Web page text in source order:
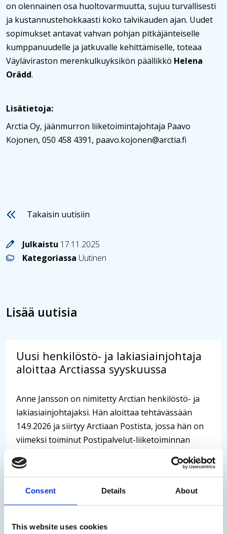
Consent Details About
This website uses cookies
on olennainen osa huoltovarmuutta, sujuu turvallisesti
ja kustannustehokkaasti koko talvikauden ajan. Uudet
sopimukset antavat vahvan pohjan pitkäjänteiselle
kumppanuudelle ja jatkuvalle kehittämiselle, toteaa
Väyläviraston merenkulkuyksikön päällikkö Helena
Orädd.
Lisätietoja:
Arctia Oy, jäänmurron liiketoimintajohtaja Paavo
Kojonen, 050 458 4391, paavo.kojonen@arctia.fi
Takaisin uutisiin
Julkaistu 17.11.2025
Kategoriassa Uutinen
Lisää uutisia
Uusi henkilöstö- ja lakiasiainjohtaja
aloittaa Arctiassa syyskuussa
Anne Jansson on nimitetty Arctian henkilöstö- ja
lakiasiainjohtajaksi. Hän aloittaa tehtävässään
14.9.2026 ja siirtyy Arctiaan Postista, jossa hän on
viimeksi toiminut Postipalvelut-liiketoiminnan
27.07.2026